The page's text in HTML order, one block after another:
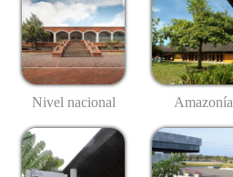
Nivel nacional Amazonía